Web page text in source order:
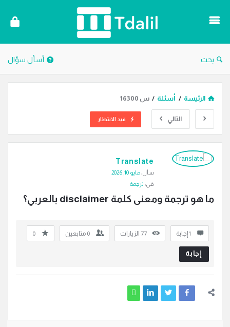
الترجمة
بحث أسأل سؤال
الرئيسة / أسئلة / س 16300
التالي قيد الانتظار
دليل
الترجمة
أسئلة
Translate
سأل:مايو 10, 2026
في: ترجمة
ما هو ترجمة ومعنى كلمة disclaimer بالعربي؟
‫1 إجابة 77 الزيارات 0 متابعين 0
إجابة